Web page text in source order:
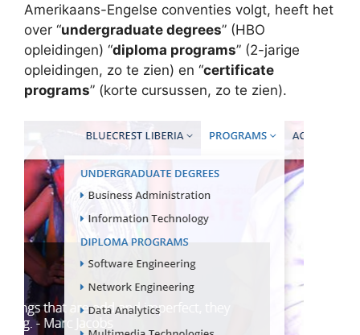
Amerikaans-Engelse conventies volgt, heeft het
over “undergraduate degrees” (HBO
opleidingen) “diploma programs” (2-jarige
opleidingen, zo te zien) en “certificate
programs” (korte cursussen, zo te zien).